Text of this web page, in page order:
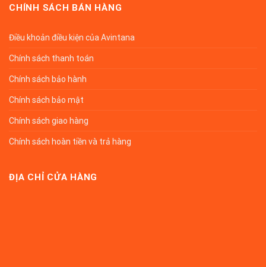
CHÍNH SÁCH BÁN HÀNG
Điều khoản điều kiện của Avintana
Chính sách thanh toán
Chính sách bảo hành
Chính sách bảo mật
Chính sách giao hàng
Chính sách hoàn tiền và trả hàng
ĐỊA CHỈ CỬA HÀNG